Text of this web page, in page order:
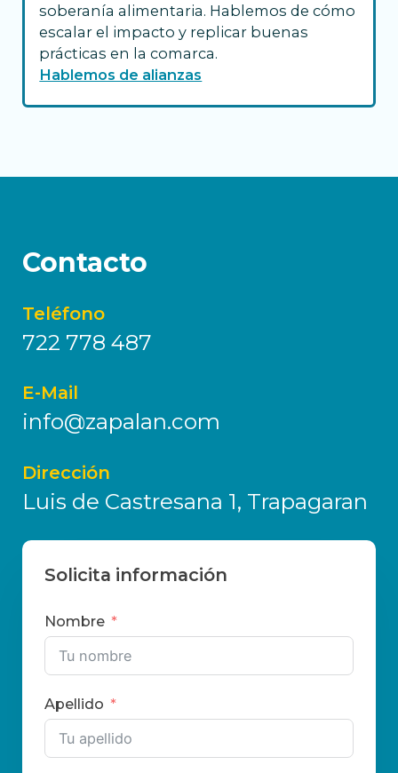
soberanía alimentaria. Hablemos de cómo
escalar el impacto y replicar buenas
prácticas en la comarca.
Hablemos de alianzas
Contacto
Teléfono
722 778 487
E-Mail
info@zapalan.com
Dirección
Luis de Castresana 1, Trapagaran
Solicita información
Nombre
Apellido